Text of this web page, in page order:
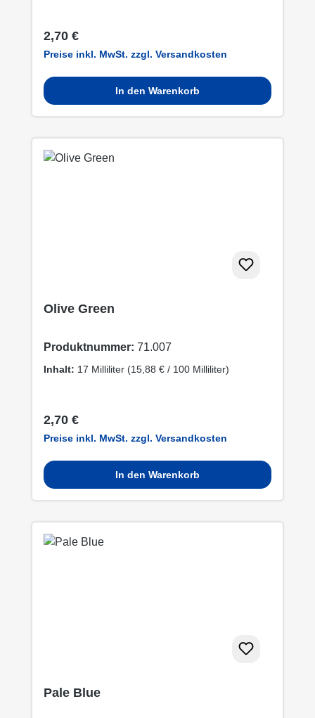
Regulärer Preis:
2,70 €
Preise inkl. MwSt. zzgl. Versandkosten
In den Warenkorb
Olive Green
Produktnummer: 71.007
Inhalt: 17 Milliliter (15,88 € / 100 Milliliter)
Regulärer Preis:
2,70 €
Preise inkl. MwSt. zzgl. Versandkosten
In den Warenkorb
Pale Blue